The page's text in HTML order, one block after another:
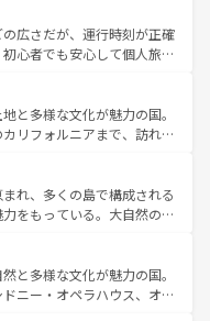
で全く異なる文化を体験で
のフランス情報はコンテンツ一覧
い。 なお、新着の
を参照してほしい。
また、優雅なアフタヌーン
ない英国パブ、サッカー観
体験も豊富。イギリスを旅
広さだが、運行時刻が正確
心者でも安心して個人旅行
イスならではのユニークな
けでなく町歩きも満喫する
いため物価も高いが、旅行
もできる。 なお、新
覧 を参照してほしい。
と多様な文化が魅力の国。
リフォルニアまで、訪れる
ョッピング、エンターテイ
ポットだ。一方、アメリカ
ンドキャニオンやイエロー
楽と美食が融合した独特の
の各地域で異なる魅力を楽
な歴史を感じることができ
れ、多くの島で構成される
をもっている。大自然の神
番の観光地といえばオアフ
らマウイ島やカウアイ島が
に輝く海をはじめ、豊かな
と多様な文化が魅力の国。
ニー・オペラハウス、オー